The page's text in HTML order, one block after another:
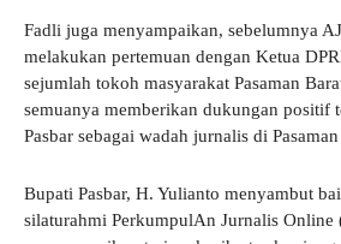
Fadli juga menyampaikan, sebelumnya
melakukan pertemuan dengan Ketua
sejumlah tokoh masyarakat Pasaman
semuanya memberikan dukungan positif
Pasbar sebagai wadah jurnalis di
Bupati Pasbar, H. Yulianto menyambut
silaturahmi PerkumpulAn Jurnalis Online